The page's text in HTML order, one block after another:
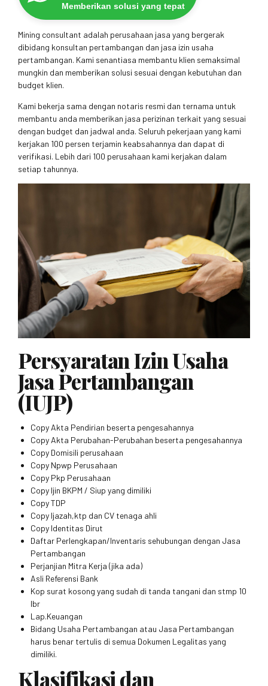
Memberikan solusi yang tepat
Mining consultant adalah perusahaan jasa yang bergerak
dibidang konsultan pertambangan dan jasa izin usaha
pertambangan. Kami senantiasa membantu klien semaksimal
mungkin dan memberikan solusi sesuai dengan kebutuhan dan
budget klien.
Kami bekerja sama dengan notaris resmi dan ternama untuk
membantu anda memberikan jasa perizinan terkait yang sesuai
dengan budget dan jadwal anda. Seluruh pekerjaan yang kami
kerjakan 100 persen terjamin keabsahannya dan dapat di
verifikasi. Lebih dari 100 perusahaan kami kerjakan dalam
setiap tahunnya.
Persyaratan Izin Usaha
Jasa Pertambangan
(IUJP)
Copy Akta Pendirian beserta pengesahannya
Copy Akta Perubahan-Perubahan beserta pengesahannya
Copy Domisili perusahaan
Copy Npwp Perusahaan
Copy Pkp Perusahaan
Copy Ijin BKPM / Siup yang dimiliki
Copy TDP
Copy Ijazah,ktp dan CV tenaga ahli
Copy Identitas Dirut
Daftar Perlengkapan/Inventaris sehubungan dengan Jasa
Pertambangan
Perjanjian Mitra Kerja (jika ada)
Asli Referensi Bank
Kop surat kosong yang sudah di tanda tangani dan stmp 10
lbr
Lap.Keuangan
Bidang Usaha Pertambangan atau Jasa Pertambangan
harus benar tertulis di semua Dokumen Legalitas yang
dimiliki.
Klasifikasi dan